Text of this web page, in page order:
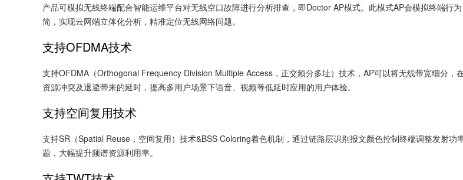
产品可模拟无线终端配合智能运维平台对无线空口故障进行分析排查，即Doctor AP模式。此模式AP会模拟终端行
简，实现云网端立体化分析，精准定位无线网络问题。
支持OFDMA技术
支持OFDMA（Orthogonal Frequency Division Multiple Access，正交频分多址）技术，AP可以将无线带宽细分
资源冲突及退避带来的延时，提高多用户场景下语音、视频等低延时应用的用户体验。
支持空间复用技术
支持SR（Spatial Reuse，空间复用）技术&BSS Coloring着色机制，通过链路层识别报文颜色控制终端调整发射
题，大幅提升频谱资源利用率。